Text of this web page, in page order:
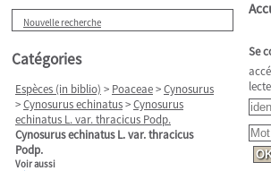
Nouvelle recherche
Catégories
Espèces (in biblio) > Poaceae>Cynosurus
>Cynosurus echinatus>Cynosurus
echinatus L. var. thracicus Podp.
Cynosurus echinatus L. var. thracicus
Podp.
Voir aussi
Se